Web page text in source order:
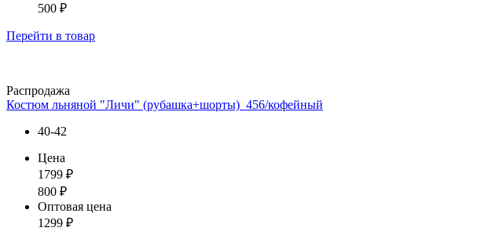
500 ₽
Перейти в товар
Распродажа
Костюм льняной "Личи" (рубашка+шорты)_456/кофейный
40-42
Цена
1799 ₽
800 ₽
Оптовая цена
1299 ₽